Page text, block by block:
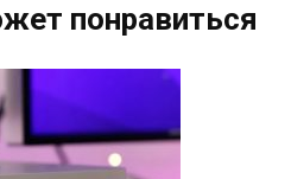
понравиться